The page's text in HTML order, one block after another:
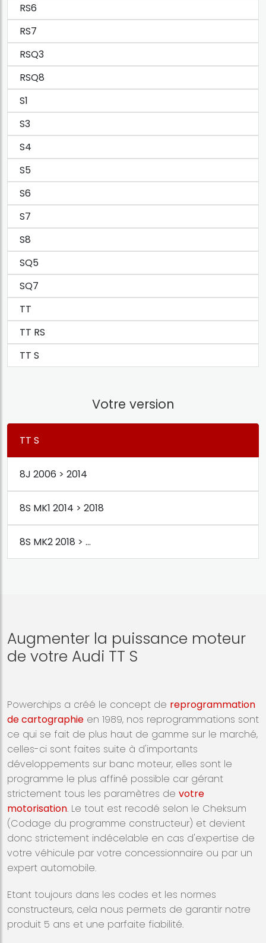
RS6
RS7
RSQ3
RSQ8
S1
S3
S4
S5
S6
S7
S8
SQ5
SQ7
TT
TT RS
TT S
Votre version
TT S
8J 2006 > 2014
8S MK1 2014 > 2018
8S MK2 2018 > ...
Augmenter la puissance moteur
de votre Audi TT S
Powerchips a créé le concept de reprogrammation
de cartographie en 1989, nos reprogrammations sont
ce qui se fait de plus haut de gamme sur le marché,
celles-ci sont faites suite à d'importants
développements sur banc moteur, elles sont le
programme le plus affiné possible car gérant
strictement tous les paramètres de votre
motorisation. Le tout est recodé selon le Cheksum
(Codage du programme constructeur) et devient
donc strictement indécelable en cas d'expertise de
votre véhicule par votre concessionnaire ou par un
expert automobile.
Etant toujours dans les codes et les normes
constructeurs, cela nous permets de garantir notre
produit 5 ans et une parfaite fiabilité.